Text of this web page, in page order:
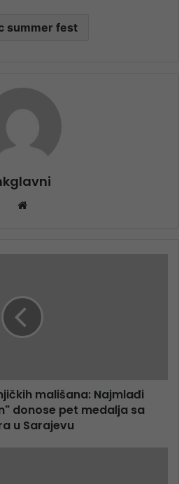
summer fest
mališana: Najmlađi
donose pet medalja sa
u Sarajevu